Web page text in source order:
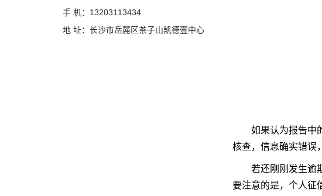
如果认为报告中的
核查，信息确实错误
若还刚刚发生逾期
要注意的是，个人征
手 机：13203113434
地 址：长沙市岳麓区茶子山凯德壹中心